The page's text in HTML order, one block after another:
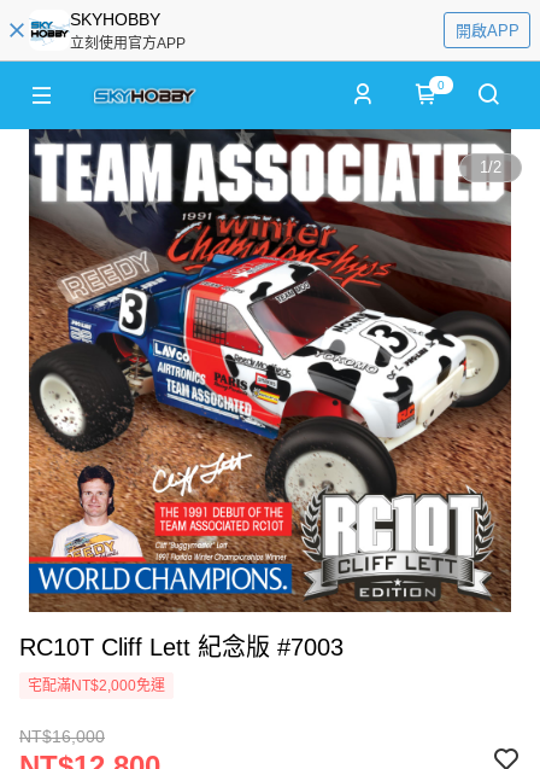
SKYHOBBY
立刻使用官方APP
開啟APP
0
1/2
RC10T Cliff Lett 紀念版 #7003
宅配滿NT$2,000免運
NT$16,000